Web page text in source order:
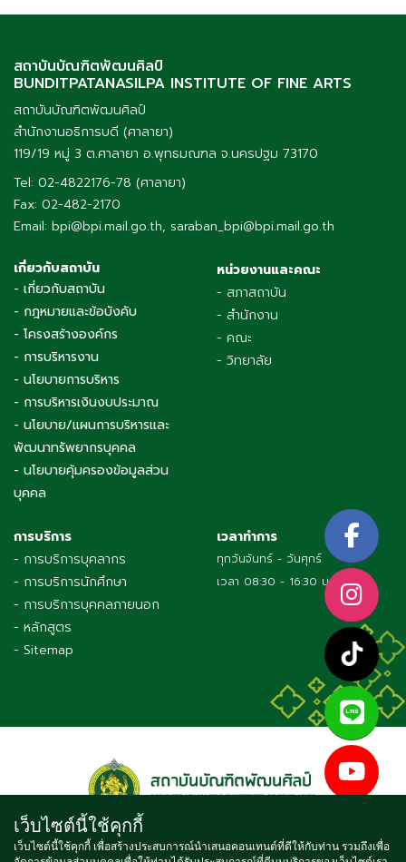
สถาบันบัณฑิตพัฒนศิลป์
BUNDITPATANASILPA INSTITUTE OF FINE ARTS
สถาบันบัณฑิตพัฒนศิลป์
สำนักงานอธิการบดี (ศาลายา)
119/19 หมู่ 3 ต.ศาลายา อ.พุทธมณฑล จ.นครปฐม 73170
Tel: 02-4822176-78 (ศาลายา)
Fax: 02-482-2170
Email: bpi@bpi.mail.go.th, saraban_bpi@bpi.mail.go.th
เกี่ยวกับสถาบัน
- เกี่ยวกับสถาบัน
- กฎหมายและข้อบังคับ
- โครงสร้างองค์กร
- การบริหารงาน
- นโยบายการบริหาร
- การบริหารเงินงบประมาณ
- นโยบาย/แผนการบริหารและ
พัฒนาทรัพยากรบุคคล
- นโยบายคุ้มครองข้อมูลส่วน
บุคคล
หน่วยงานและคณะ
- สภาสถาบัน
- สำนักงาน
- คณะ
- วิทยาลัย
การบริการ
- การบริการบุคลากร
- การบริการนักศึกษา
- การบริการบุคคลภายนอก
- หลักสูตร
- Sitemap
เวลาทำการ
ทุกวันจันทร์ - วันศุกร์
เวลา 08:30 - 16:30 น.
เว็บไซต์นี้ใช้คุกกี้
เว็บไซต์นี้ใช้คุกกี้ เพื่อสร้างประสบการณ์นำเสนอคอนเทนต์ที่ดีให้กับท่าน รวมถึงเพื่อ